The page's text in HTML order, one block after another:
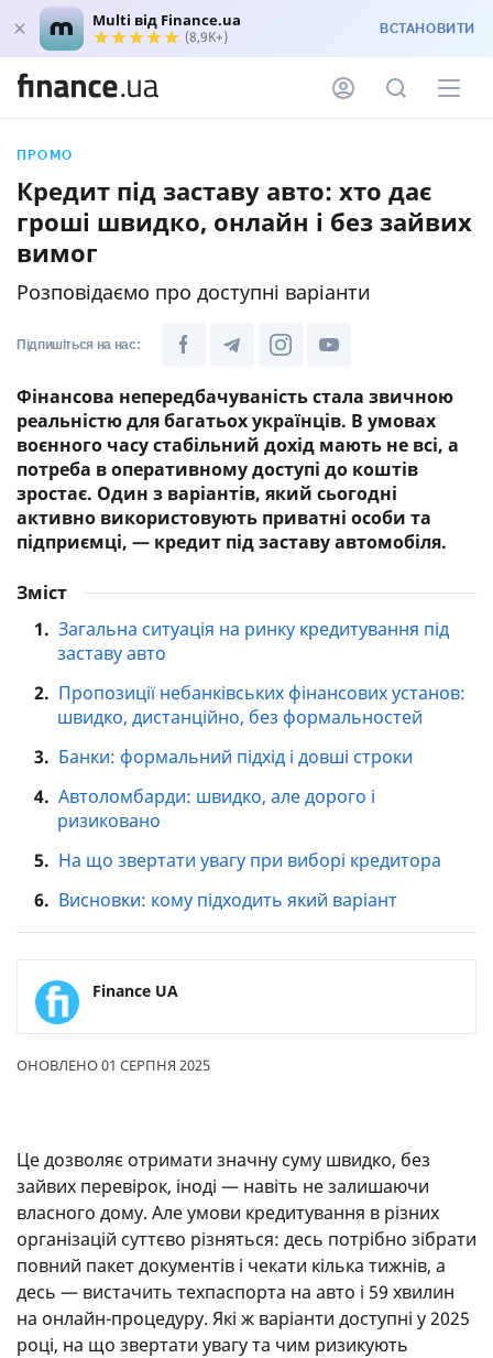
Multi від Finance.ua
(8,9K+) ВСТАНОВИТИ
ПРОМО
Кредит під заставу авто: хто дає
гроші швидко, онлайн і без зайвих
вимог
Розповідаємо про доступні варіанти
Підпишіться на нас:
Фінансова непередбачуваність стала звичною
реальністю для багатьох українців. В умовах
воєнного часу стабільний дохід мають не всі, а
потреба в оперативному доступі до коштів
зростає. Один з варіантів, який сьогодні
активно використовують приватні особи та
підприємці, — кредит під заставу автомобіля.
Зміст
1. Загальна ситуація на ринку кредитування під
заставу авто
2. Пропозиції небанківських фінансових установ:
швидко, дистанційно, без формальностей
3. Банки: формальний підхід і довші строки
4. Автоломбарди: швидко, але дорого і
ризиковано
5. На що звертати увагу при виборі кредитора
6. Висновки: кому підходить який варіант
Finance UA
ОНОВЛЕНО 01 СЕРПНЯ 2025
Це дозволяє отримати значну суму швидко, без
зайвих перевірок, іноді — навіть не залишаючи
власного дому. Але умови кредитування в різних
організацій суттєво різняться: десь потрібно зібрати
повний пакет документів і чекати кілька тижнів, а
десь — вистачить техпаспорта на авто і 59 хвилин
на онлайн-процедуру. Які ж варіанти доступні у 2025
році, на що звертати увагу та чим ризикують